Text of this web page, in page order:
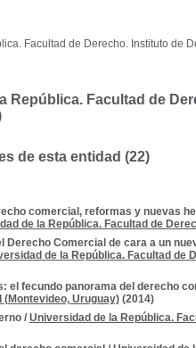
Facultad de Derecho. Instituto de
República. Facultad de
de esta entidad (22)
comercial, reformas y nuevas
de la República. Facultad de
Derecho Comercial de cara a un
de la República. Facultad de
el fecundo panorama del derecho
Uruguay)(2014)
/ Universidad de la República.